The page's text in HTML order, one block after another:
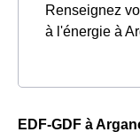
Renseignez
à l'énergie à
EDF-GDF à